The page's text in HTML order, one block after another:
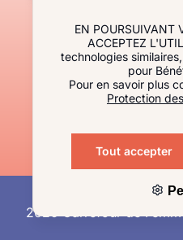
2026 Carrefour de
EN POURSUIVANT
ACCEPTEZ
technologies
pour
Pour en savoir plus
Protection
Tout accepter